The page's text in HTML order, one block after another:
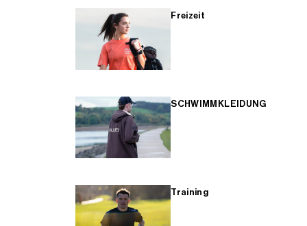
Freizeit
SCHWIMMKLEIDUNG
Training